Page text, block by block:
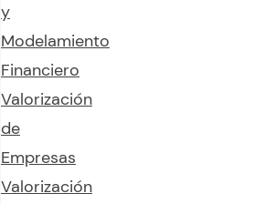
y
Modelamiento
Financiero
Valorización
de
Empresas
Valorización